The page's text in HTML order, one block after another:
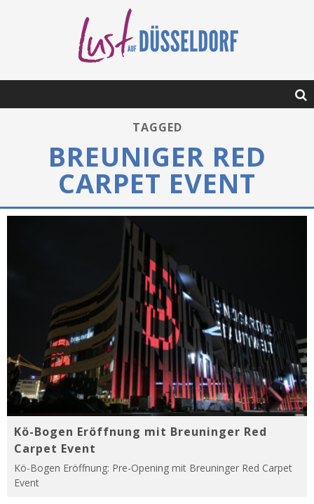
TAGGED
BREUNIGER RED
CARPET EVENT
Kö-Bogen Eröffnung mit Breuninger Red
Carpet Event
Kö-Bogen Eröffnung: Pre-Opening mit Breuninger Red Carpet
Event